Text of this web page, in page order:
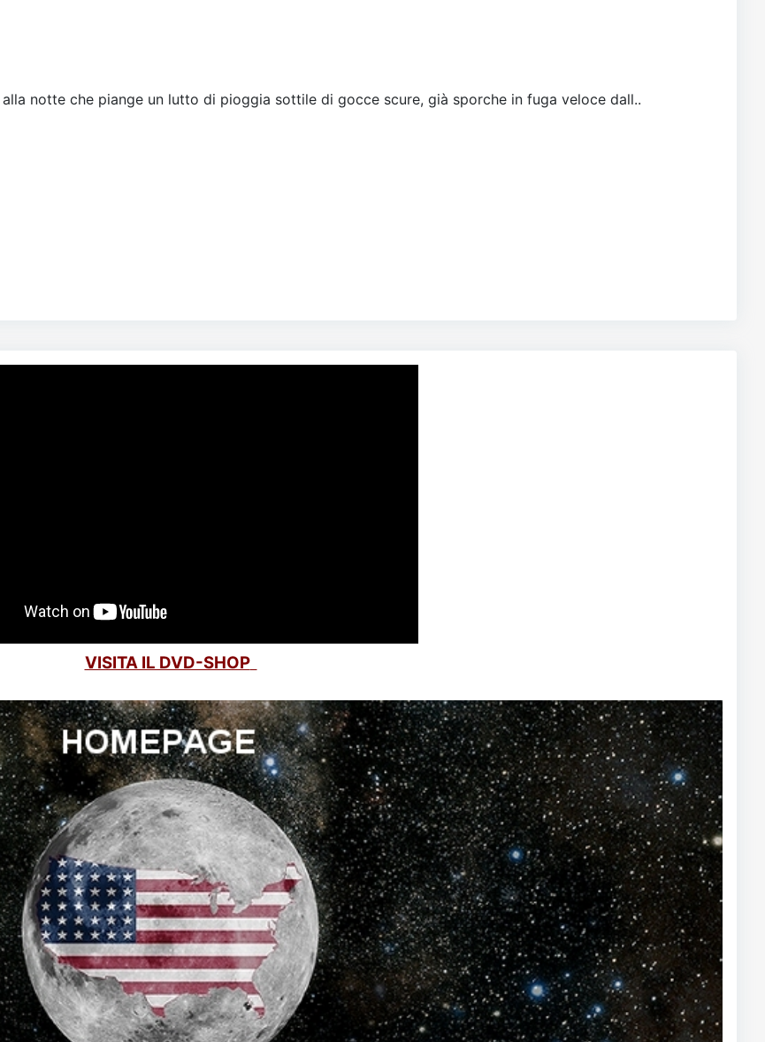
notte che piange un lutto di pioggia sottile di gocce scure, già sporche in fuga veloce dall..
VISITA IL DVD-SHOP